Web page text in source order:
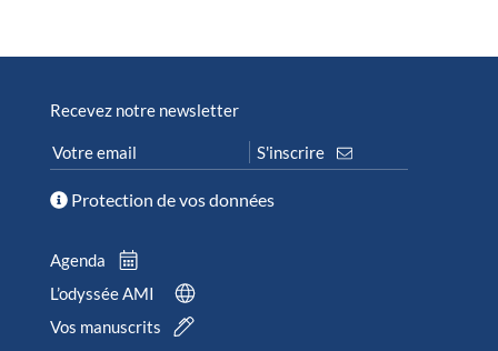
Recevez notre newsletter
Protection de vos données
Agenda
L’odyssée AMI
Vos manuscrits